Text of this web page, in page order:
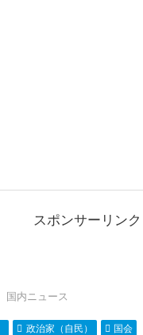
スポンサーリンク
国内ニュース
政治家（自民） 国会